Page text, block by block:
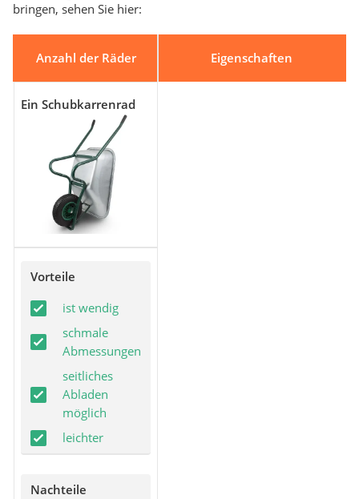
bringen, sehen Sie hier:
Anzahl der Räder Eigenschaften
Ein Schubkarrenrad
Vorteile
ist wendig
schmale
Abmessungen
seitliches
Abladen
möglich
leichter
Nachteile